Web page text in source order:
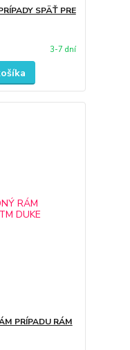
SPÄŤ PRE
3-7 dní
PRÍPADU RÁM